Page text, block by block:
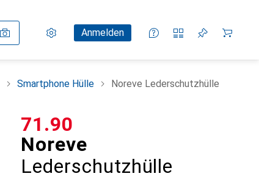
Einstellungen
KundenkontoAnmelden
Vergleichslisten
Merklisten
Warenkorb
Smartphone Hülle Noreve Lederschutzhülle
Noreve
Lederschutzhülle
CHF
71.90